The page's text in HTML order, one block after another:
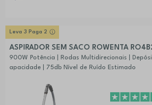
Leva 3 Paga 2
ASPIRADOR SEM SACO ROWENTA
900W Potência | Rodas Multidirecionais |
apacidade | 75db Nível de Ruído Estimado